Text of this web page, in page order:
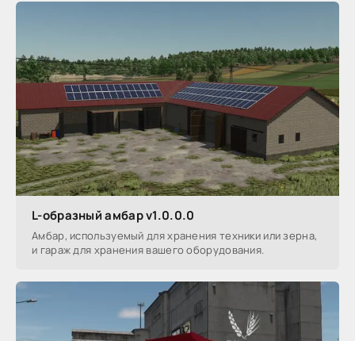
L-образный амбар v1.0.0.0
Амбар, используемый для хранения техники или зерна,
и гараж для хранения вашего оборудования.